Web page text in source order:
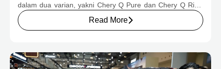
dalam dua varian, yakni Chery Q Pure dan Chery Q Rizz,
untuk mengakomodasi kebutuhan mobilitas serta
preferensi konsumen yang berbeda.
Read More